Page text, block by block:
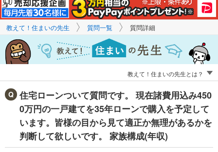
教えて！住まいの先生 質問一覧 質問詳細
教えて！住まいの先生とは？
住宅ローンついて質問です。 現在諸費用込み450
0万円の一戸建てを35年ローンで購入を予定して
います。皆様の目から見て適正か無理があるかを
判断して欲しいです。 家族構成(年収)